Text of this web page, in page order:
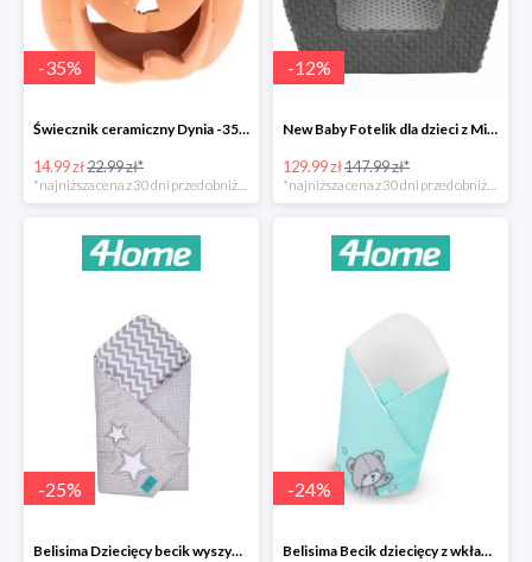
-35%
Świecznik ceramiczny Dynia -35%
14.99 zł22.99 zł*
*najniższa cena z 30 dni przed obniżką
-12%
New Baby Fotelik dla dzieci z Minky Cute Family -12%
129.99 zł147.99 zł*
*najniższa cena z 30 dni przed obniżką
-25%
Belisima Dziecięcy becik wyszywany Gwiazdka -25%
-24%
Belisima Becik dziecięcy z wkładem kokosowym Teddy Bear -24%